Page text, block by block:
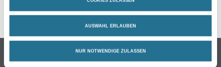
AUSWAHL ERLAUBEN
NUR NOTWENDIGE ZULASSEN
DATENBLÄTTER